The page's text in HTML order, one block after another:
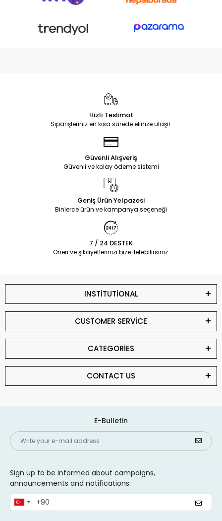
Hızlı Teslimat
Siparişleriniz en kısa sürede elinize ulaşır.
Güvenli Alışveriş
Güvenli ve kolay ödeme sistemi
Geniş Ürün Yelpazesi
Binlerce ürün ve kampanya seçeneği
7 / 24 DESTEK
Öneri ve şikayetlerinizi bize iletebilirsiniz.
INSTİTUTİONAL
CUSTOMER SERVİCE
CATEGORİES
CONTACT US
E-Bulletin
Sign up to be informed about campaigns,
announcements and notifications.